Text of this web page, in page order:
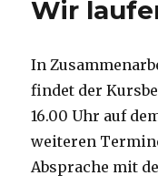
Wir
In
findet der
16.00 Uhr auf
weiteren
Absprache mit